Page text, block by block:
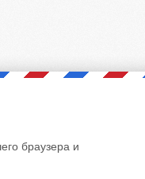
браузера и